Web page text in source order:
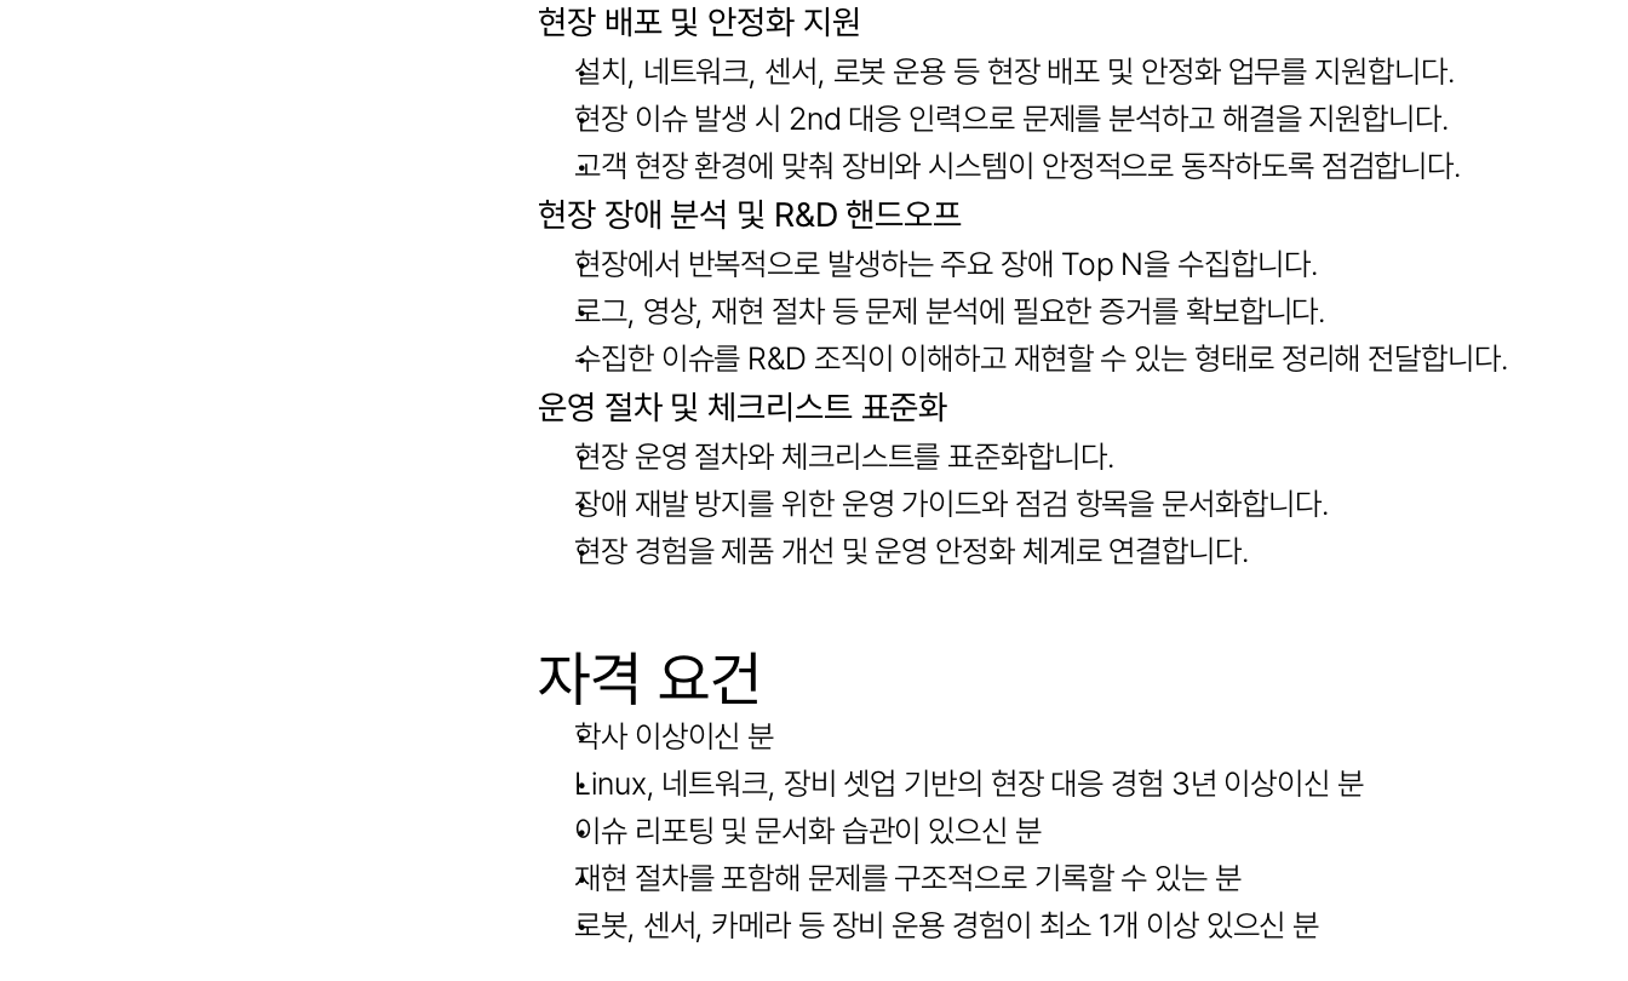
현장 배포 및 안정화 지원
설치, 네트워크, 센서, 로봇 운용 등 현장 배포 및 안정화 업무를 지원합니다.
현장 이슈 발생 시 2nd 대응 인력으로 문제를 분석하고 해결을 지원합니다.
고객 현장 환경에 맞춰 장비와 시스템이 안정적으로 동작하도록 점검합니다.
현장 장애 분석 및 R&D 핸드오프
현장에서 반복적으로 발생하는 주요 장애 Top N을 수집합니다.
로그, 영상, 재현 절차 등 문제 분석에 필요한 증거를 확보합니다.
수집한 이슈를 R&D 조직이 이해하고 재현할 수 있는 형태로 정리해 전달합니다.
운영 절차 및 체크리스트 표준화
현장 운영 절차와 체크리스트를 표준화합니다.
장애 재발 방지를 위한 운영 가이드와 점검 항목을 문서화합니다.
현장 경험을 제품 개선 및 운영 안정화 체계로 연결합니다.
자격 요건
학사 이상이신 분
Linux, 네트워크, 장비 셋업 기반의 현장 대응 경험 3년 이상이신 분
이슈 리포팅 및 문서화 습관이 있으신 분
재현 절차를 포함해 문제를 구조적으로 기록할 수 있는 분
로봇, 센서, 카메라 등 장비 운용 경험이 최소 1개 이상 있으신 분